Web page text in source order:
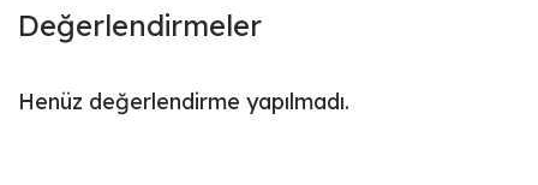
Değerlendirmeler
Henüz değerlendirme yapılmadı.